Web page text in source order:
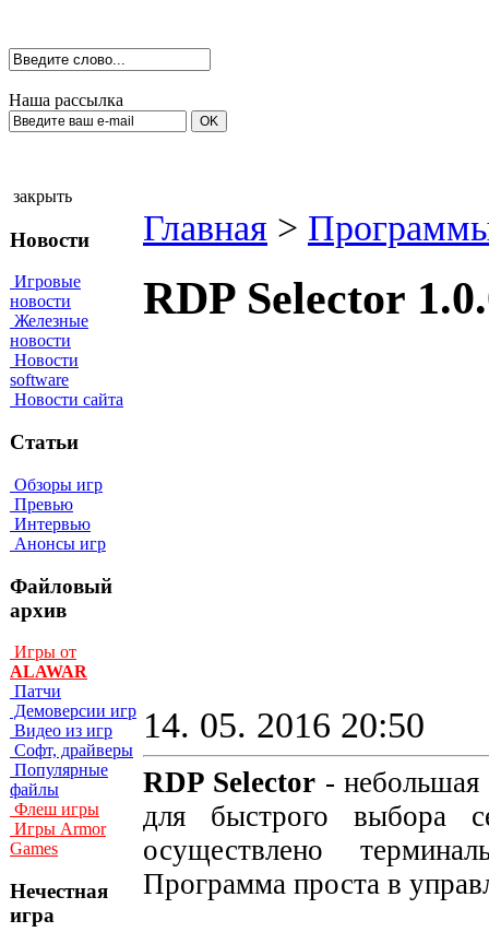
Наша рассылка
закрыть
Новости
Игровые
новости
Железные
новости
Новости
software
Новости сайта
Статьи
Обзоры игр
Превью
Интервью
Анонсы игр
Файловый
архив
Игры от
ALAWAR
Патчи
Демоверсии игр
Видео из игр
Софт, драйверы
Популярные
файлы
Флеш игры
Игры Armor
Games
Нечестная
игра
Главная >
RDP Selector
14. 05. 2016 20:50
RDP Selector- небольшая
для быстрого выбора
осуществлено
Программа проста в